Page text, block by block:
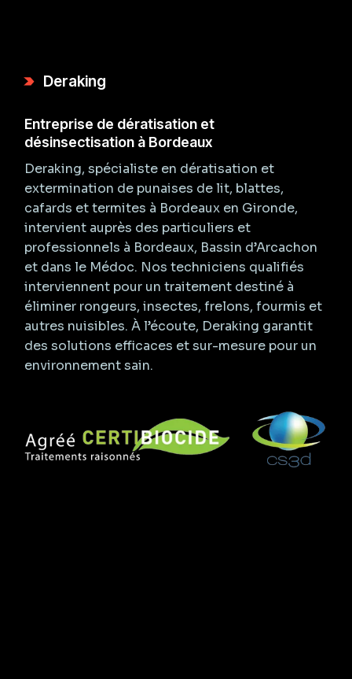
Deraking
Entreprise de dératisation et
désinsectisation à Bordeaux
Deraking, spécialiste en dératisation et
extermination de punaises de lit, blattes,
cafards et termites à Bordeaux en Gironde,
intervient auprès des particuliers et
professionnels à Bordeaux, Bassin d’Arcachon
et dans le Médoc. Nos techniciens qualifiés
interviennent pour un traitement destiné à
éliminer rongeurs, insectes, frelons, fourmis et
autres nuisibles. À l’écoute, Deraking garantit
des solutions efficaces et sur-mesure pour un
environnement sain.